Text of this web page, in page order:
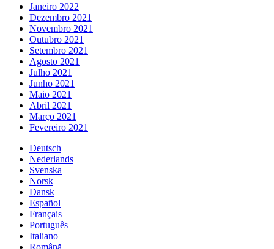
Janeiro 2022
Dezembro 2021
Novembro 2021
Outubro 2021
Setembro 2021
Agosto 2021
Julho 2021
Junho 2021
Maio 2021
Abril 2021
Março 2021
Fevereiro 2021
Deutsch
Nederlands
Svenska
Norsk
Dansk
Español
Français
Português
Italiano
Română